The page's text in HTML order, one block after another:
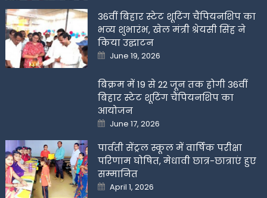
36वीं बिहार स्टेट शूटिंग चैंपियनशिप का
भव्य शुभारंभ, खेल मंत्री श्रेयसी सिंह ने
किया उद्घाटन
Posted
on
June 19, 2026
बिक्रम में 19 से 22 जून तक होगी 36वीं
बिहार स्टेट शूटिंग चैंपियनशिप का
आयोजन
Posted
on
June 17, 2026
पार्वती सेंट्रल स्कूल में वार्षिक परीक्षा
परिणाम घोषित, मेधावी छात्र-छात्राएं हुए
सम्मानित
Posted
on
April 1, 2026